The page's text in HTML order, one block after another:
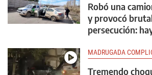
Robó una
y provocó
persecución:
MADRUGADA
Tremendo